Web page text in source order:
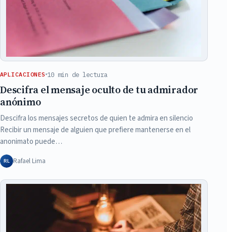
APLICACIONES 10 min de lectura
Descifra el mensaje oculto de tu admirador
anónimo
Descifra los mensajes secretos de quien te admira en silencio
Recibir un mensaje de alguien que prefiere mantenerse en el
anonimato puede…
RL Rafael Lima